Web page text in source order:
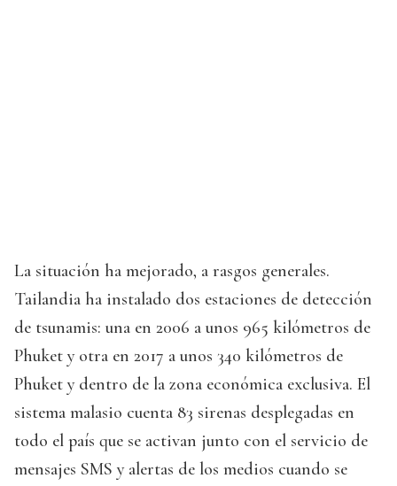
La situación ha mejorado, a rasgos generales.
Tailandia ha instalado dos estaciones de detección
de tsunamis: una en 2006 a unos 965 kilómetros de
Phuket y otra en 2017 a unos 340 kilómetros de
Phuket y dentro de la zona económica exclusiva. El
sistema malasio cuenta 83 sirenas desplegadas en
todo el país que se activan junto con el servicio de
mensajes SMS y alertas de los medios cuando se